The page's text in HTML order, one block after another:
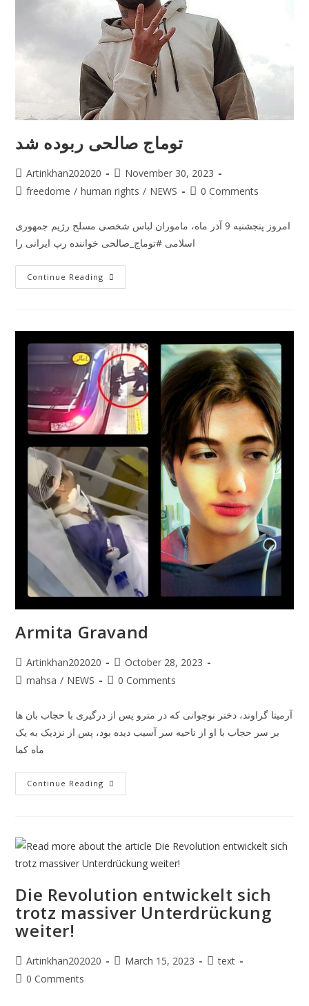
توماج صالحی ربوده شد
Artinkhan202020
November 30, 2023
freedome / human rights / NEWS 0 Comments
امروز پنجشنبه 9 آذر ماه، ماموران لباس شخصی مسلح رژیم جمهوری
اسلامی #توماج_صالحی خواننده رپ ایرانی را
Continue Reading
Armita Gravand
Artinkhan202020
October 28, 2023
mahsa / NEWS 0 Comments
آرمیتا گراوند، دختر نوجوانی که در مترو پس از درگیری با حجاب بان ها
بر سر حجاب با او از ناحیه سر آسیب دیده بود، پس از نزدیک به یک
ماه کما
Continue Reading
Die Revolution entwickelt sich
trotz massiver Unterdrückung
weiter!
Artinkhan202020 March 15, 2023
text
0 Comments